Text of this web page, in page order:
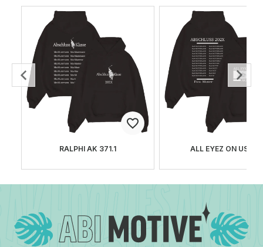
RALPHI AK 371.1 ALL EYEZ ON US 7.4